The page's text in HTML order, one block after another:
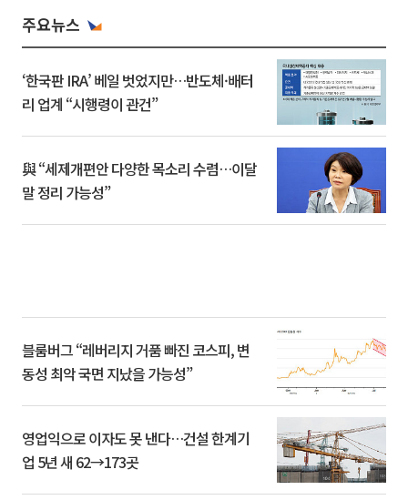
주요뉴스
‘한국판 IRA’ 베일 벗었지만…반도체·배터
리 업계 “시행령이 관건”
與 “세제개편안 다양한 목소리 수렴…이달
말 정리 가능성”
블룸버그 “레버리지 거품 빠진 코스피, 변
동성 최악 국면 지났을 가능성”
영업익으로 이자도 못 낸다…건설 한계기
업 5년 새 62→173곳